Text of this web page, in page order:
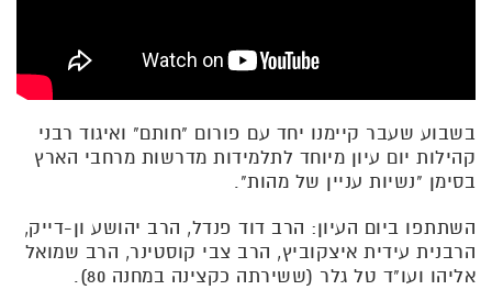
בשבוע שעבר קיימנו יחד עם פורום "חותם" ואיגוד רבני
קהילות יום עיון מיוחד לתלמידות מדרשות מרחבי הארץ
בסימן "נשיות עניין של מהות".
השתתפו ביום העיון: הרב דוד פנדל, הרב יהושע ון-דייק,
הרבנית עידית איצקוביץ, הרב צבי קוסטינר, הרב שמואל
אליהו ועו"ד טל גלר (ששירתה כקצינה במחנה 80).